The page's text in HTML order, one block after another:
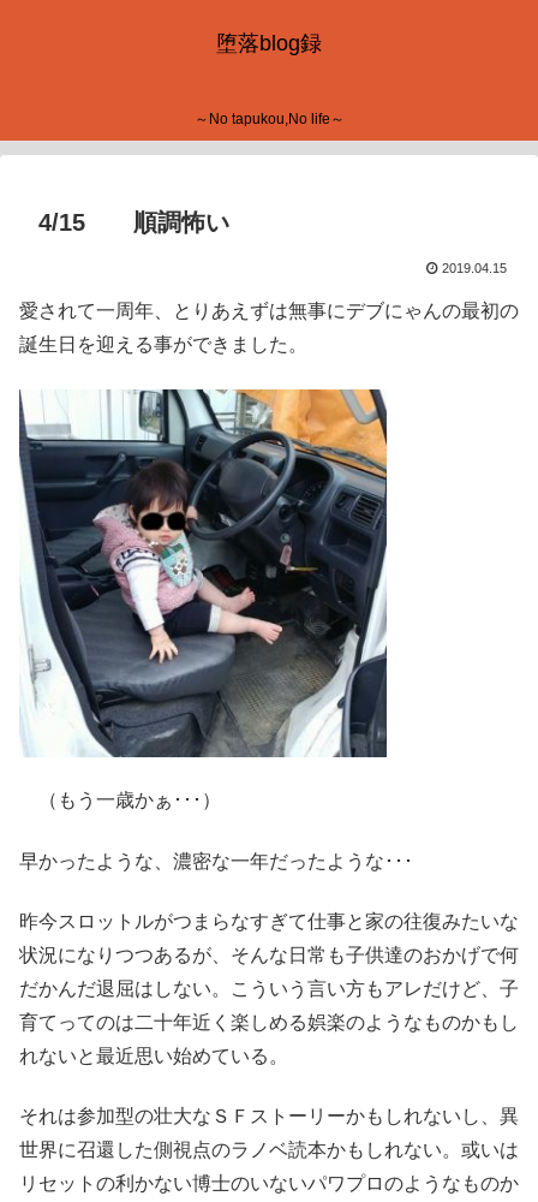
堕落blog録
～No tapukou,No life～
4/15 順調怖い
2019.04.15
愛されて一周年、とりあえずは無事にデブにゃんの最初の
誕生日を迎える事ができました。
（もう一歳かぁ･･･）
早かったような、濃密な一年だったような･･･
昨今スロットルがつまらなすぎて仕事と家の往復みたいな
状況になりつつあるが、そんな日常も子供達のおかげで何
だかんだ退屈はしない。こういう言い方もアレだけど、子
育てってのは二十年近く楽しめる娯楽のようなものかもし
れないと最近思い始めている。
それは参加型の壮大なＳＦストーリーかもしれないし、異
世界に召還した側視点のラノベ読本かもしれない。或いは
リセットの利かない博士のいないパワプロのようなものか